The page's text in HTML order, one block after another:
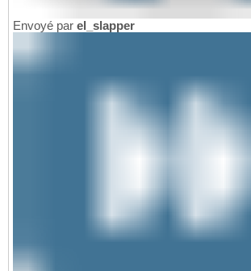
Envoyé par el_slapper